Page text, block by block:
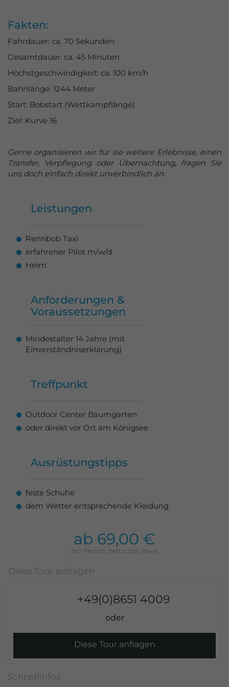
Gutscheine
kaufen
Fakten:
Fahrdauer: ca. 70 Sekunden
Gesamtdauer: ca. 45 Minuten
Höchstgeschwindigkeit: ca. 100 km/h
Bahnlänge: 1244 Meter
Start: Bobstart (Wettkampflänge)
Ziel: Kurve 16
Gerne organisieren wir für sie weitere Erlebnisse, einen
Transfer, Verpflegung oder Übernachtung, fragen Sie
uns doch einfach direkt unverbindlich an.
Leistungen
Rennbob Taxi
erfahrener Pilot m/w/d
Helm
Anforderungen &
Voraussetzungen
Mindestalter 14 Jahre (mit
Einverständniserklärung)
Treffpunkt
Outdoor Center Baumgarten
oder direkt vor Ort am Königsee
Ausrüstungstipps
feste Schuhe
dem Wetter entsprechende Kleidung
ab 69,00 €
+49(0)8651 4009
Diese Tour anfragen